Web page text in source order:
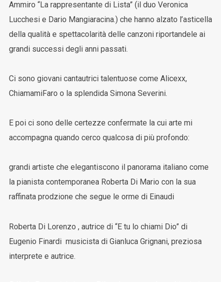
Ammiro “La rappresentante di Lista” (il duo Veronica
Lucchesi e Dario Mangiaracina.) che hanno alzato l’asticella
della qualità e spettacolarità delle canzoni riportandele ai
grandi successi degli anni passati.
Ci sono giovani cantautrici talentuose come Alicexx,
ChiamamiFaro o la splendida Simona Severini.
E poi ci sono delle certezze confermate la cui arte mi
accompagna quando cerco qualcosa di più profondo:
grandi artiste che elegantiscono il panorama italiano come
la pianista contemporanea Roberta Di Mario con la sua
raffinata prodzione che segue le orme di Einaudi
Roberta Di Lorenzo , autrice di “E tu lo chiami Dio” di
Eugenio Finardi musicista di Gianluca Grignani, preziosa
interprete e autrice.